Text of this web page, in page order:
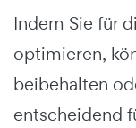
Indem Sie für
optimieren,
beibehalten
entscheidend